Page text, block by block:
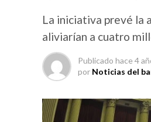
La iniciativa prevé la
aliviarían a cuatro
Publicado hace 4
por Noticias del